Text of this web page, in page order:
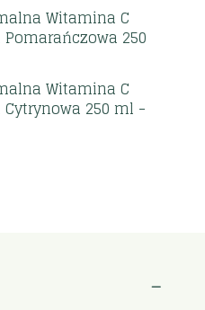
Witamina C
250
Witamina C
250 ml -